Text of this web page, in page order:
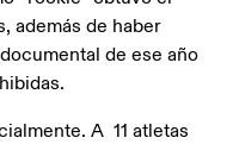
además de haber
de ese año
A 11 atletas